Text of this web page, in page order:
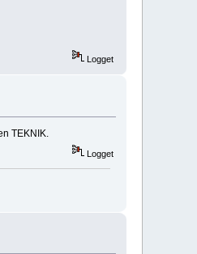
Logget
TEKNIK.
Logget